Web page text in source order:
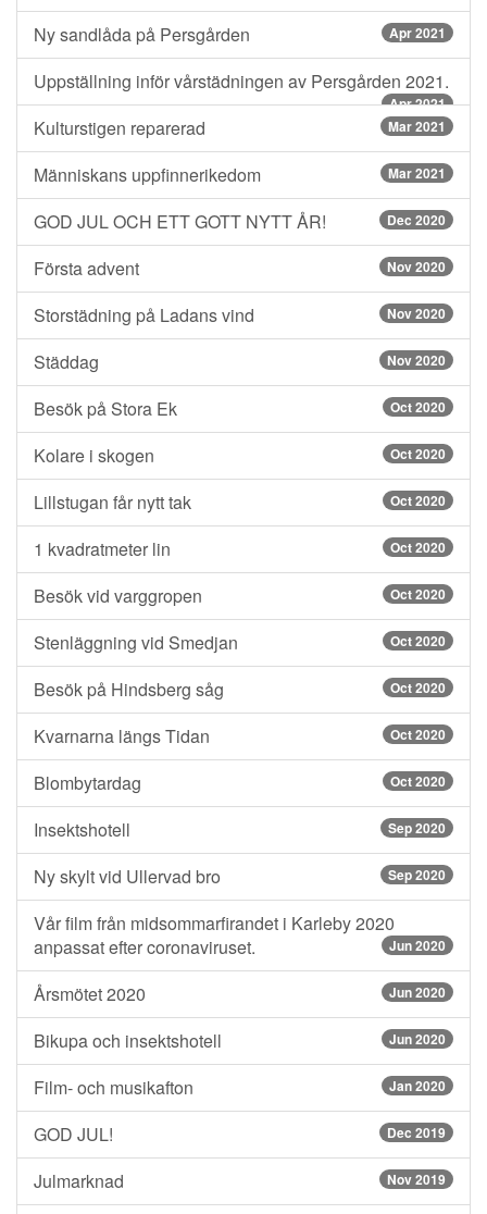
Ny sandlåda på Persgården Apr 2021
Uppställning inför vårstädningen av Persgården 2021.
Apr 2021
Kulturstigen reparerad Mar 2021
Människans uppfinnerikedom Mar 2021
GOD JUL OCH ETT GOTT NYTT ÅR! Dec 2020
Första advent Nov 2020
Storstädning på Ladans vind Nov 2020
Städdag Nov 2020
Besök på Stora Ek Oct 2020
Kolare i skogen Oct 2020
Lillstugan får nytt tak Oct 2020
1 kvadratmeter lin Oct 2020
Besök vid varggropen Oct 2020
Stenläggning vid Smedjan Oct 2020
Besök på Hindsberg såg Oct 2020
Kvarnarna längs Tidan Oct 2020
Blombytardag Oct 2020
Insektshotell Sep 2020
Ny skylt vid Ullervad bro Sep 2020
Vår film från midsommarfirandet i Karleby 2020
anpassat efter coronaviruset.
Jun 2020
Årsmötet 2020 Jun 2020
Bikupa och insektshotell Jun 2020
Film- och musikafton Jan 2020
GOD JUL! Dec 2019
Julmarknad Nov 2019